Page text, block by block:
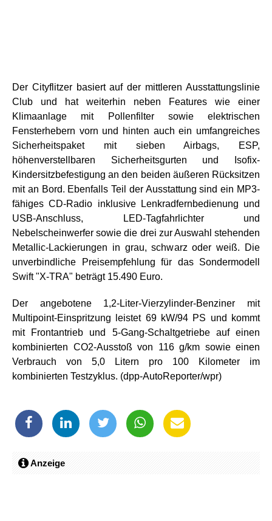
Der Cityflitzer basiert auf der mittleren Ausstattungslinie
Club und hat weiterhin neben Features wie einer
Klimaanlage mit Pollenfilter sowie elektrischen
Fensterhebern vorn und hinten auch ein umfangreiches
Sicherheitspaket mit sieben Airbags, ESP,
höhenverstellbaren Sicherheitsgurten und Isofix-
Kindersitzbefestigung an den beiden äußeren Rücksitzen
mit an Bord. Ebenfalls Teil der Ausstattung sind ein MP3-
fähiges CD-Radio inklusive Lenkradfernbedienung und
USB-Anschluss, LED-Tagfahrlichter und
Nebelscheinwerfer sowie die drei zur Auswahl stehenden
Metallic-Lackierungen in grau, schwarz oder weiß. Die
unverbindliche Preisempfehlung für das Sondermodell
Swift "X-TRA" beträgt 15.490 Euro.
Der angebotene 1,2-Liter-Vierzylinder-Benziner mit
Multipoint-Einspritzung leistet 69 kW/94 PS und kommt
mit Frontantrieb und 5-Gang-Schaltgetriebe auf einen
kombinierten CO2-Ausstoß von 116 g/km sowie einen
Verbrauch von 5,0 Litern pro 100 Kilometer im
kombinierten Testzyklus. (dpp-AutoReporter/wpr)
Anzeige